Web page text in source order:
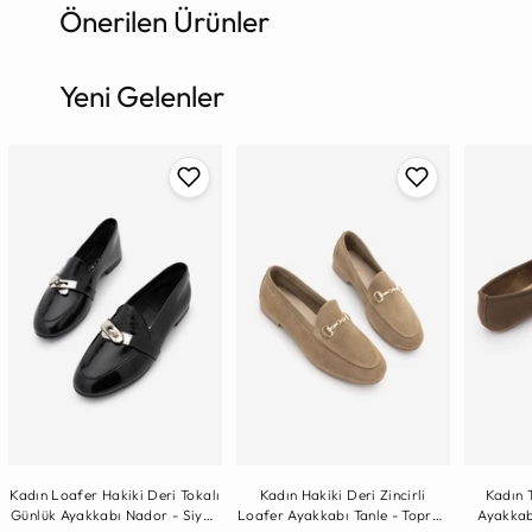
Ürün
sepete
Önerilen Ürünler
Yeni Gelenler
Kadın Loafer Hakiki Deri Tokalı
Günlük Ayakkabı Nador - Siyah
Kadın Hakiki Deri Zincirli
Loafer Ayakkabı Tanle - Toprak
Kadın